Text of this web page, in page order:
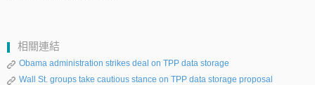
相關連結
Obama administration strikes deal on TPP data storage
Wall St. groups take cautious stance on TPP data storage proposal